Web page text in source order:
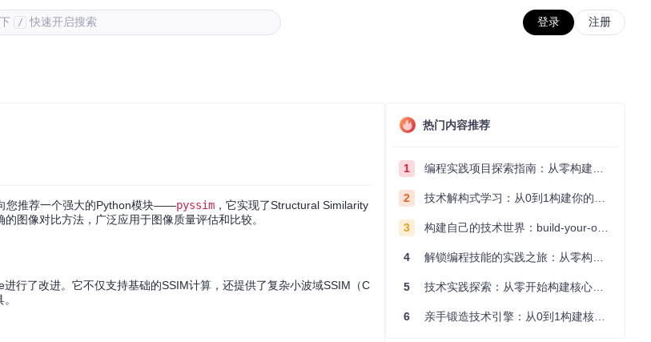
/ 快速开启搜索 登录 注册
您推荐一个强大的Python模块——pyssim ，它实现了Structural Similarity
图像对比方法，广泛应用于图像质量评估和比较。
行了改进。它不仅支持基础的SSIM计算，还提供了复杂小波域SSIM（C
热门内容推荐
1 编程实践项目探索指南：从零构建技术能力体系
2 技术解构式学习：从0到1构建你的编程知识体系
3 构建自己的技术世界：build-your-own-x项目的实践探索指南
4 解锁编程技能的实践之旅：从零构建你的技术世界
5 技术实践探索：从零开始构建核心系统的实践指南
6 亲手锻造技术引擎：从0到1构建核心系统的实践指南